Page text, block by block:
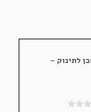
לתינוק –